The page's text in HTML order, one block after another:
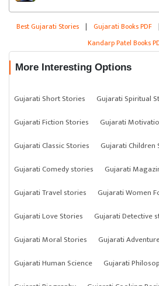
Best Gujarati Stories | Gujarati Books PDF |
Kandarp Patel Books
More Interesting Options
Gujarati Short Stories
Gujarati Spiritual
Gujarati Fiction Stories
Gujarati
Gujarati Classic Stories
Gujarati Children
Gujarati Comedy stories
Gujarati
Gujarati Travel stories
Gujarati Women
Gujarati Love Stories
Gujarati Detective
Gujarati Moral Stories
Gujarati
Gujarati Human Science
Gujarati